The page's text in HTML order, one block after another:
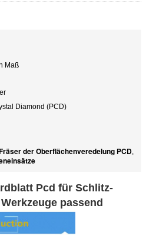
Maß
Diamond (PCD)
der Oberflächenveredelung PCD,
Pcd für Schlitz-
passend